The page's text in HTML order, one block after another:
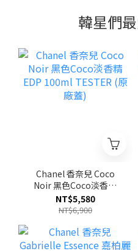
韓星們
Chanel 香奈兒 Coco
Noir 黑色Coco淡香精
EDP 100ml TESTER (原
廠蓋)
NT$5,580
NT$6,900